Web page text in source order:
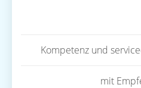
Kompetenz und
mit